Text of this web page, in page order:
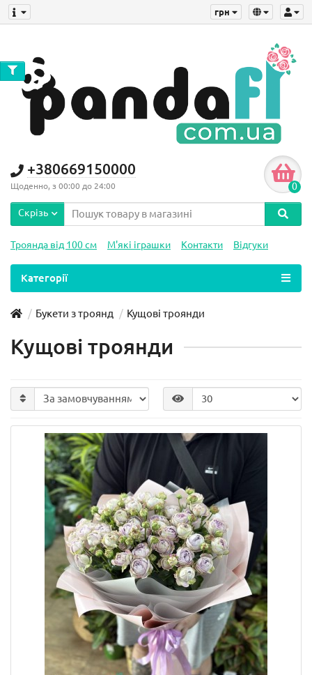
грн
+380669150000
Щоденно, з 00:00 до 24:00 0
Скрізь
Троянда від 100 см М'які іграшки Контакти Відгуки
Категорії
Букети з троянд Кущові троянди
Кущові троянди